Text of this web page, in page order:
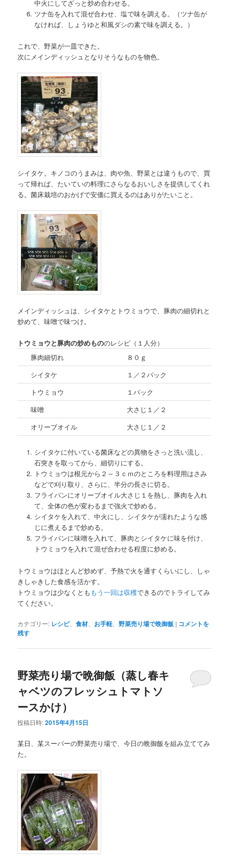
中火にしてざっと炒め合わせる。
ツナ缶を入れて混ぜ合わせ、塩で味を調える。（ツナ缶が
なければ、しょうゆと和風ダシの素で味を調える。）
これで、野菜が一皿できた。
次にメインディッシュとなりそうなものを物色。
シイタケ。キノコのうまみは、肉や魚、野菜とは違うもので、買
って帰れば、たいていの料理にさらなるおいしさを提供してくれ
る。菌床栽培のおかげで安価に買えるのはありがたいこと。
メインディッシュは、シイタケとトウミョウで、豚肉の細切れと
炒めて、味噌で味つけ。
トウミョウと豚肉の炒めもののレシピ（１人分）
豚肉細切れ
８０ｇ
シイタケ
１／２パック
トウミョウ
１パック
味噌
大さじ１／２
オリーブオイル
大さじ１／２
シイタケに付いている菌床などの異物をさっと洗い流し、
石突きを取ってから、細切りにする。
トウミョウは根元から２～３ｃｍのところを料理用はさみ
などで刈り取り、さらに、半分の長さに切る。
フライパンにオリーブオイル大さじ１を熱し、豚肉を入れ
て、全体の色が変わるまで強火で炒める。
シイタケを入れて、中火にし、シイタケが濡れたような感
じに煮えるまで炒める。
フライパンに味噌を入れて、豚肉とシイタケに味を付け、
トウミョウを入れて混ぜ合わせる程度に炒める。
トウミョウはほとんど炒めず、予熱で火を通すくらいにし、しゃ
きしゃきした食感を活かす。
トウミョウは少なくとも もう一回は収穫できるのでトライしてみ
てください。
カテゴリー: レシピ、食材、 お手軽 、野菜売り場で晩御飯 | コメントを
残す
野菜売り場で晩御飯（蒸し春キ
ャベツのフレッシュトマトソ
ースかけ）
投稿日時:2015年4月15日
某日、某スーパーの野菜売り場で、今日の晩御飯を組み立ててみ
た。